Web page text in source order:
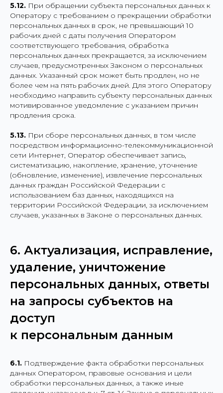
5.12. При обращении субъекта персональных данных к
Оператору с требованием о прекращении обработки
персональных данных в срок, не превышающий 10
рабочих дней с даты получения Оператором
соответствующего требования, обработка
персональных данных прекращается, за исключением
случаев, предусмотренных Законом о персональных
данных. Указанный срок может быть продлен, но не
более чем на пять рабочих дней. Для этого Оператору
необходимо направить субъекту персональных данных
мотивированное уведомление с указанием причин
продления срока.
5.13. При сборе персональных данных, в том числе
посредством информационно-телекоммуникационной
сети Интернет, Оператор обеспечивает запись,
систематизацию, накопление, хранение, уточнение
(обновление, изменение), извлечение персональных
данных граждан Российской Федерации с
использованием баз данных, находящихся на
территории Российской Федерации, за исключением
случаев, указанных в Законе о персональных данных.
6. Актуализация, исправление,
удаление, уничтожение
персональных данных, ответы
на запросы субъектов на
доступ
к персональным данным
6.1. Подтверждение факта обработки персональных
данных Оператором, правовые основания и цели
обработки персональных данных, а также иные